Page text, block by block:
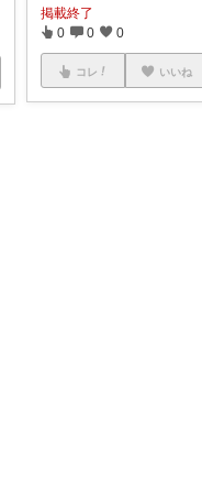
掲載終了
0 0 0
コレ いいね